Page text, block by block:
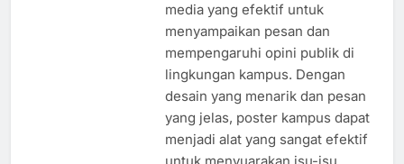
media yang efektif untuk
menyampaikan pesan dan
mempengaruhi opini publik di
lingkungan kampus. Dengan
desain yang menarik dan pesan
yang jelas, poster kampus dapat
menjadi alat yang sangat efektif